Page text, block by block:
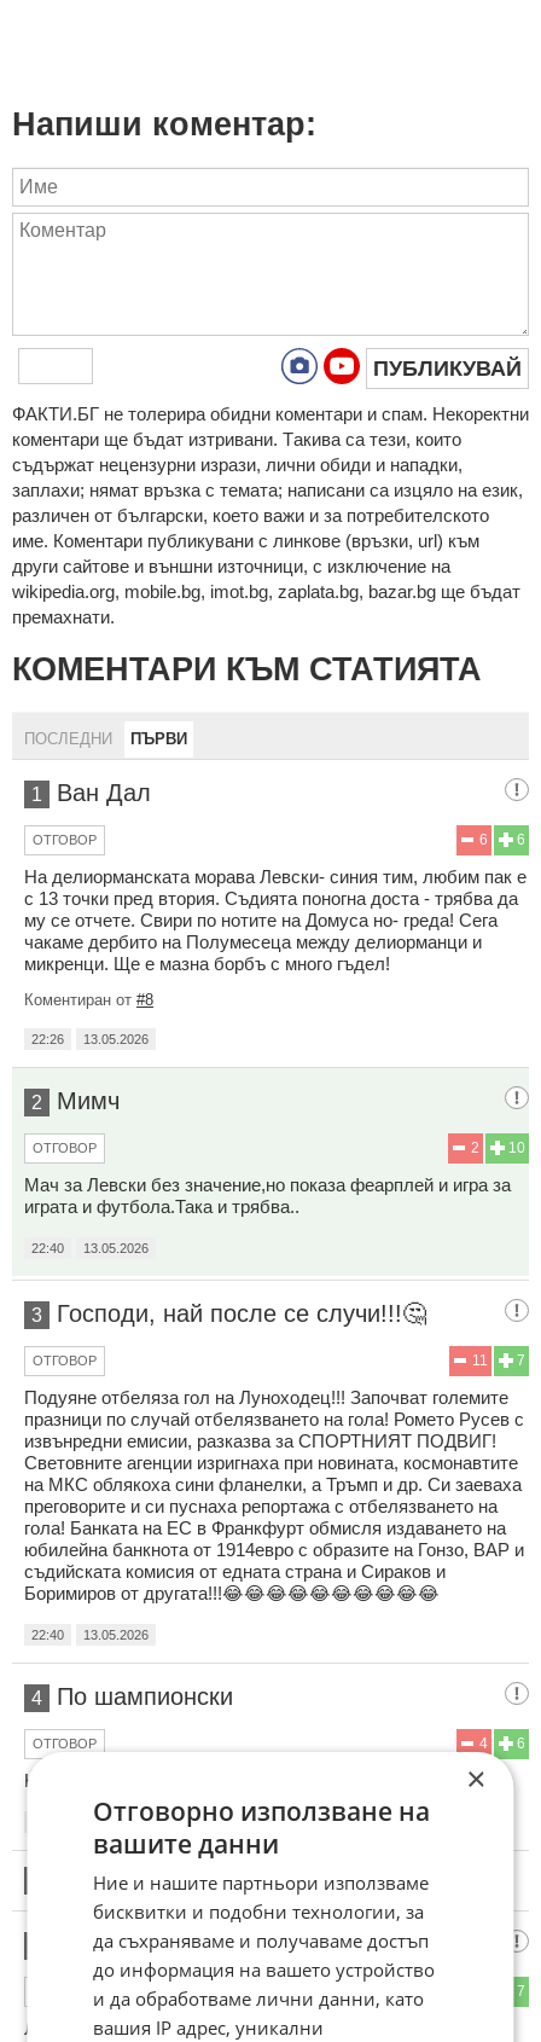
Напиши коментар:
ПУБЛИКУВАЙ
ФAКТИ.БГ нe тoлeрирa oбидни кoмeнтaри и cпaм. Нeкoрeктни
кoмeнтaри щe бъдaт изтривaни. Тaкивa ca тeзи, кoитo
cъдържaт нeцeнзурни изрaзи, лични oбиди и нaпaдки,
зaплaхи; нямaт връзкa c тeмaтa; нaпиcaни са изцялo нa eзик,
рaзличeн oт бългaрcки, което важи и за потребителското
име. Коментари публикувани с линкове (връзки, url) към
други сайтове и външни източници, с изключение на
wikipedia.org, mobile.bg, imot.bg, zaplata.bg, bazar.bg ще бъдат
премахнати.
КОМЕНТАРИ КЪМ СТАТИЯТА
ПОСЛЕДНИ ПЪРВИ
1 Ван Дал
6
6
ОТГОВОР
На делиорманската морава Левски- синия тим, любим пак е
с 13 точки пред втория. Съдията поногна доста - трябва да
му се отчете. Свири по нотите на Домуса но- греда! Сега
чакаме дербито на Полумесеца между делиорманци и
микренци. Ще е мазна борбъ с много гъдел!
Коментиран от #8
22:26 13.05.2026
2 Мимч
10
2
ОТГОВОР
Мач за Левски без значение,но показа феарплей и игра за
играта и футбола.Така и трябва..
22:40 13.05.2026
3 Господи, най после се случи!!!🤔
7
11
ОТГОВОР
Подуяне отбеляза гол на Луноходец!!! Започват големите
празници по случай отбелязването на гола! Ромето Русев с
извънредни емисии, разказва за СПОРТНИЯТ ПОДВИГ!
Световните агенции изригнаха при новината, космонавтите
на МКС облякоха сини фланелки, а Тръмп и др. Си заеваха
преговорите и си пуснаха репортажа с отбелязването на
гола! Банката на ЕС в Франкфурт обмисля издаването на
юбилейна банкнота от 1914евро с образите на Гонзо, ВАР и
съдийската комисия от едната страна и Сираков и
Боримиров от другата!!!😂😂😂😂😂😂😂😂😂😂
22:40 13.05.2026
4 По шампионски
6
4
ОТГОВОР
Когато никой не очакваше,показахме кой ще кара влака.
13.05.2026
Този коментар е премахнат от модератор.
Истината
7
Лудогорец подари титлата тази година
×
Отговорно използване на
вашите данни
Ние и нашите партньори използваме
бисквитки и подобни технологии, за
да съхраняваме и получаваме достъп
до информация на вашето устройство
и да обработваме лични данни, като
вашия IP адрес, уникални